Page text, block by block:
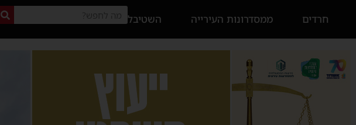
חרדים ממסדרונות העירייה השטיבל